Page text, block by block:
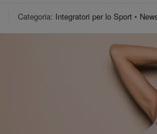
Categoria: Integratori per lo Sport •